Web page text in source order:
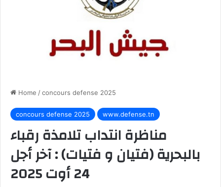
Home /concours defense 2025
concours defense 2025 www.defense.tn
مناظرة انتداب تلامذة رقباء
بالبحرية (فتيان و فتيات) : آخر أجل
24 أوت 2025